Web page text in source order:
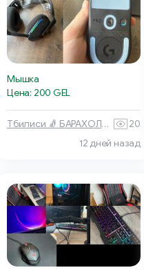
Мышка
Цена: 200 GEL
Тбилиси 🧦 БАРАХОЛКА
20
12 дней назад